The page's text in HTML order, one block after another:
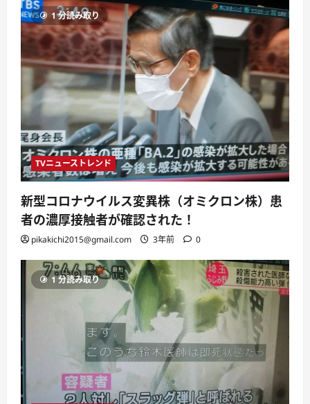
1 分読み取り
TVニューストレンド
新型コロナウイルス変異株（オミクロン株）患
者の濃厚接触者が確認された！
pikakichi2015@gmail.com 3年前 0
1 分読み取り